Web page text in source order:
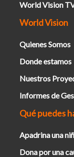
World Vision
World Vision
Quienes Somos
Donde estamos
Nuestros
Informes de
Qué puedes
Apadrina una
Dona por una